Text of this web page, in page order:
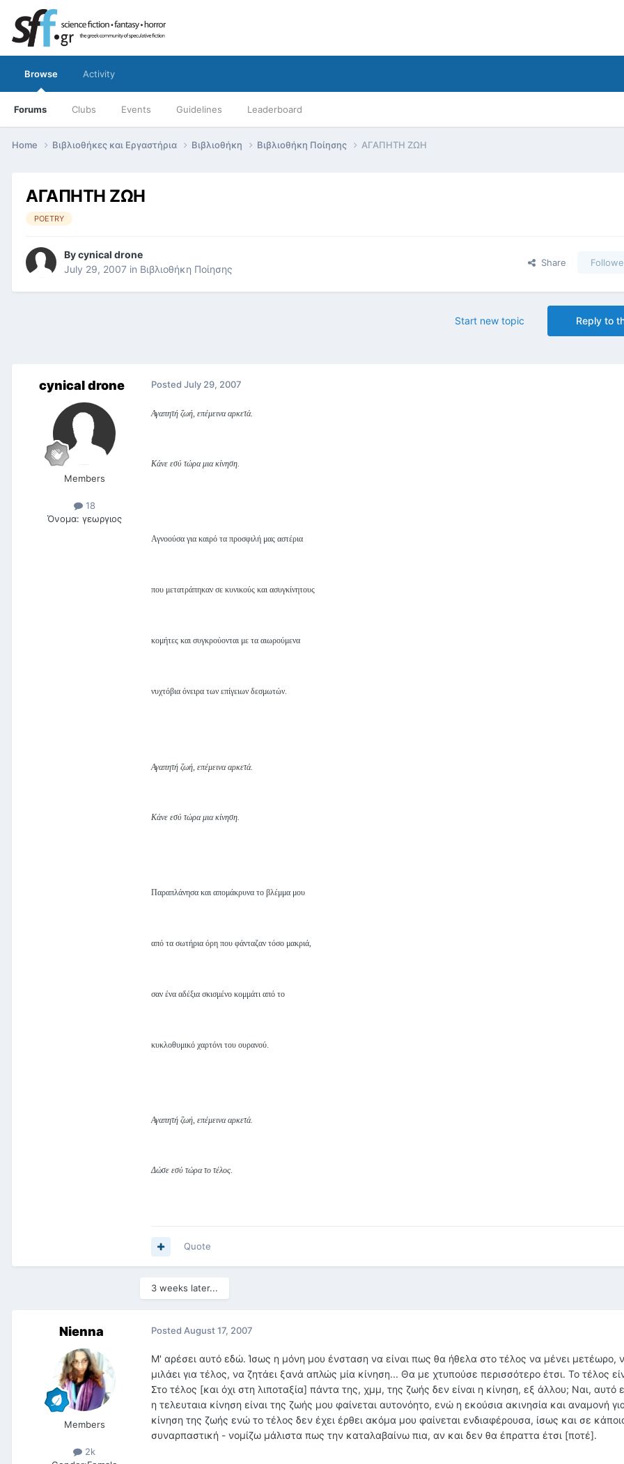
Browse
Forums Clubs Events Guidelines Leaderboard
Activity
Home Βιβλιοθήκες και Εργαστήρια Βιβλιοθήκη Βιβλιοθήκη Ποίησης ΑΓΑΠΗΤΗ ΖΩΗ
ΑΓΑΠΗΤΗ ΖΩΗ
POETRY
Bycynical drone
July 29, 2007 in Βιβλιοθήκη Ποίησης
Share
Reply to
Start new topic
cynical drone
Members
18
Όνομα: γεωργιος
Posted July 29, 2007
Αγαπητή ζωή, επέμεινα αρκετά.
Κάνε εσύ τώρα μια κίνηση.
Αγνοούσα για καιρό τα προσφιλή μας αστέρια
που μετατράπηκαν σε κυνικούς και ασυγκίνητους
κομήτες και συγκρούονται με τα αιωρούμενα
νυχτόβια όνειρα των επίγειων δεσμωτών.
Αγαπητή ζωή, επέμεινα αρκετά.
Κάνε εσύ τώρα μια κίνηση.
Παραπλάνησα και απομάκρυνα το βλέμμα μου
από τα σωτήρια όρη που φάνταζαν τόσο μακριά,
σαν ένα αδέξια σκισμένο κομμάτι από το
κυκλοθυμικό χαρτόνι του ουρανού.
Αγαπητή ζωή, επέμεινα αρκετά.
Δώσε εσύ τώρα το τέλος.
Quote
3 weeks later...
Nienna
Members
2k
Posted August 17, 2007
Μ' αρέσει αυτό εδώ. Ίσως η μόνη μου ένσταση να είναι πως θα ήθελα στο τέλος να μένει μετέωρο,
μιλάει για τέλος, να ζητάει ξανά απλώς μία κίνηση... Θα με χτυπούσε περισσότερο έτσι. Το τέλος
Στο τέλος [και όχι στη λιποταξία] πάντα της, χμμ, της ζωής δεν είναι η κίνηση, εξ άλλου; Ναι, αυτό
η τελευταια κίνηση είναι της ζωής μου φαίνεται αυτονόητο, ενώ η εκούσια ακινησία και αναμονή
κίνηση της ζωής ενώ το τέλος δεν έχει έρθει ακόμα μου φαίνεται ενδιαφέρουσα, ίσως και σε
συναρπαστική - νομίζω μάλιστα πως την καταλαβαίνω πια, αν και δεν θα έπραττα έτσι [ποτέ].